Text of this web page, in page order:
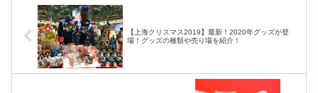
【上海クリスマス2019】最新！2020年グッズが登
場！グッズの種類や売り場を紹介！